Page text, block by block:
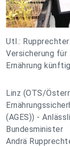
Utl.:
Versicherung für
Ernährung
Linz (OTS/
(AGES)) -
Bundesminister
Andrä